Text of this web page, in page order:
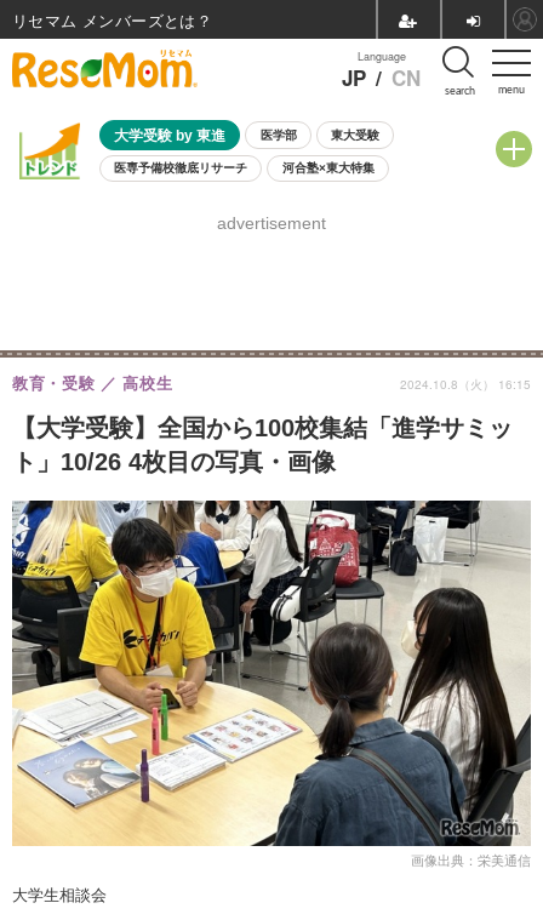
menu
Language
JP / CN search
大学受験 by 東進 医学部 東大受験
医専予備校徹底リサーチ 河合塾×東大特集
8月開催学校説明会・相談会
advertisement
【大学受験】全国から100校集結「進学サミッ
ト」10/26 4枚目の写真・画像
教育・受験 高校生 2024.10.8（火） 16:15
画像出典：栄美通信
大学生相談会
リセマム メンバーズ